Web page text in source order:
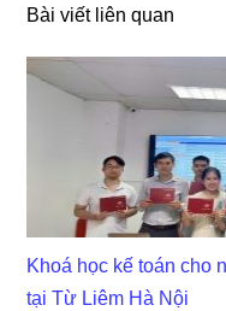
Bài viết liên quan
Khoá học kế toán cho
tại Từ Liêm Hà Nội